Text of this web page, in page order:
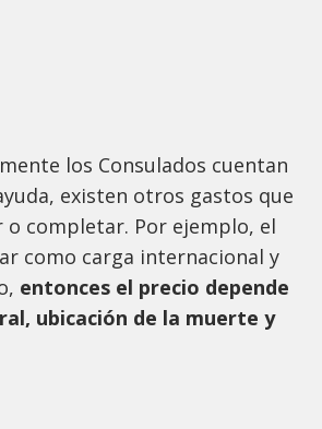
los Consulados cuentan
existen otros gastos que
o completar. Por ejemplo, el
como carga internacional y
entonces el precio depende
ubicación de la muerte y